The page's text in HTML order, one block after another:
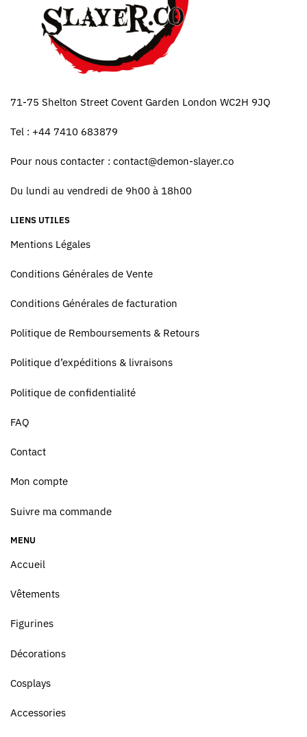
71-75 Shelton Street Covent Garden London WC2H 9JQ
Tel : +44 7410 683879
Pour nous contacter : contact@demon-slayer.co
Du lundi au vendredi de 9h00 à 18h00
LIENS UTILES
Mentions Légales
Conditions Générales de Vente
Conditions Générales de facturation
Politique de Remboursements & Retours
Politique d’expéditions & livraisons
Politique de confidentialité
FAQ
Contact
Mon compte
Suivre ma commande
MENU
Accueil
Vêtements
Figurines
Décorations
Cosplays
Accessories